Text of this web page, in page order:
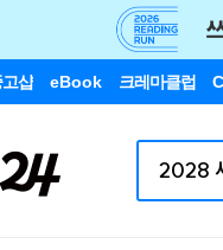
고샵 eBook 크레마클럽